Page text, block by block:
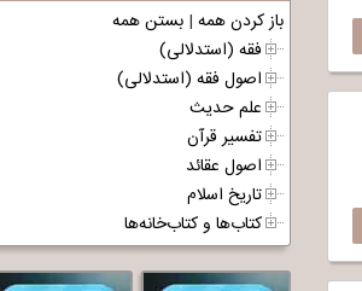
باز کردن همه | بستن همه
فقه (استدلالی)
اصول فقه (استدلالی)
علم حدیث
تفسیر قرآن
اصول عقائد
تاریخ اسلام
کتاب‌ها و کتاب‌خانه‌ها